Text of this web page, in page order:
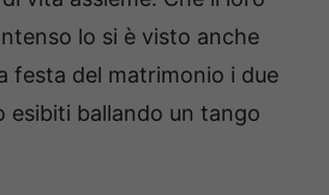
lo si è visto anche
festa del matrimonio i due
esibiti ballando un tango